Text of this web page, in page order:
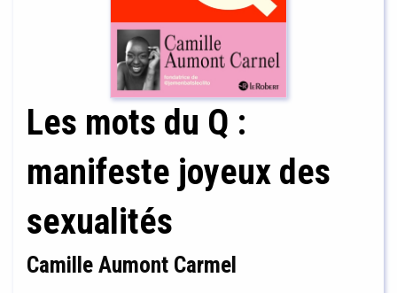
Les mots du Q :
manifeste joyeux des
sexualités
Camille Aumont Carmel